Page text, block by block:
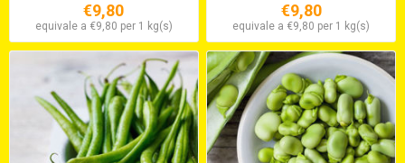
€9,80
equivale a €9,80 per 1 kg(s)
€9,80
equivale a €9,80 per 1 kg(s)